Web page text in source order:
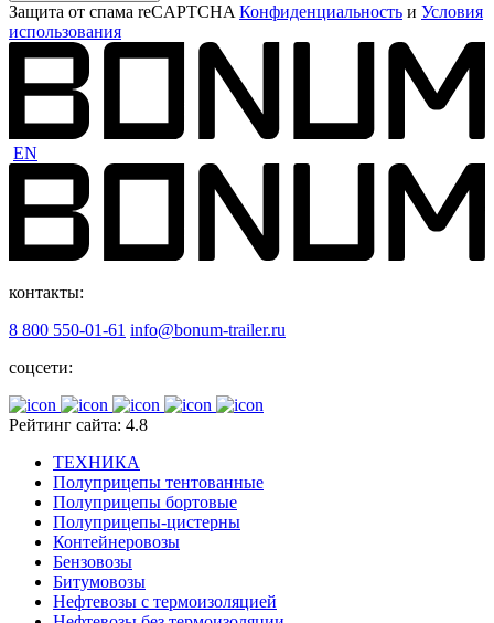
Защита от спама reCAPTCHA Конфиденциальность и Условия
использования
EN
контакты:
8 800 550-01-61 info@bonum-trailer.ru
соцсети:
Рейтинг сайта: 4.8
ТЕХНИКА
Полуприцепы тентованные
Полуприцепы бортовые
Полуприцепы-цистерны
Контейнеровозы
Бензовозы
Битумовозы
Нефтевозы с термоизоляцией